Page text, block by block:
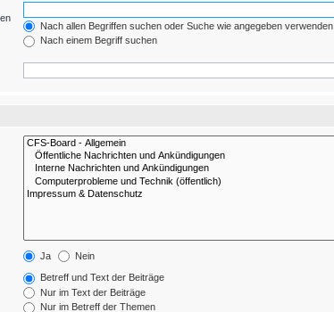
Nach allen Begriffen suchen oder Suche wie angegeben verwenden
Nach einem Begriff suchen
Ja Nein
Betreff und Text der Beiträge
Nur im Text der Beiträge
Nur im Betreff der Themen